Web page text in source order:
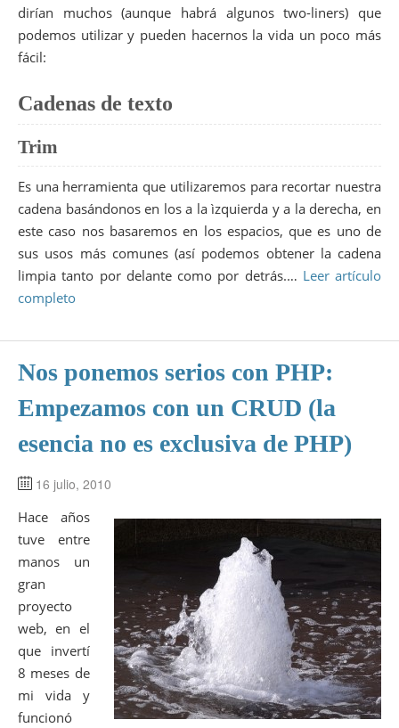
dirían muchos (aunque habrá algunos two-liners) que
podemos utilizar y pueden hacernos la vida un poco más
fácil:
Cadenas de texto
Trim
Es una herramienta que utilizaremos para recortar nuestra
cadena basándonos en los a la ìzquierda y a la derecha, en
este caso nos basaremos en los espacios, que es uno de
sus usos más comunes (así podemos obtener la cadena
limpia tanto por delante como por detrás.… Leer artículo
completo
Nos ponemos serios con PHP:
Empezamos con un CRUD (la
esencia no es exclusiva de PHP)
16 julio, 2010
Hace años
tuve entre
manos un
gran
proyecto
web, en el
que invertí
8 meses de
mi vida y
funcionó